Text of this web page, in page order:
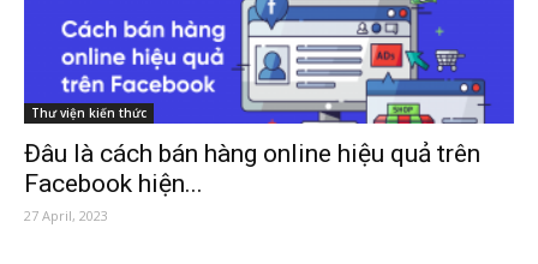
Thư viện kiến thức
Đâu là cách bán hàng online hiệu quả trên
Facebook hiện...
27 April, 2023